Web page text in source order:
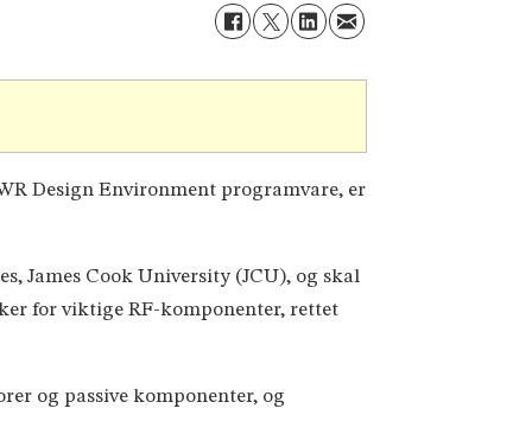
Design Environment programvare, er
James Cook University (JCU), og skal
for viktige RF-komponenter, rettet
og passive komponenter, og